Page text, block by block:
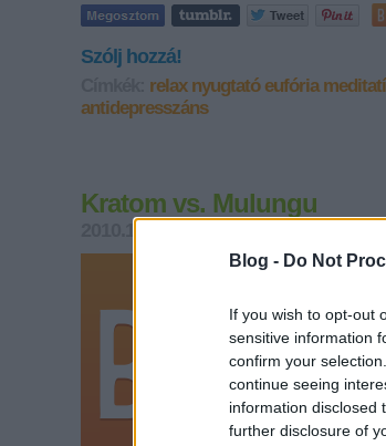
Blog - Do Not
If you wish to opt-out
sensitive information
confirm your
continue seeing
information disclosed
further disclosure of
Szólj hozzá!
relax nyugtató eufória
antidepresszáns
Kratom vs. Mulungu
Na, ez két
egy